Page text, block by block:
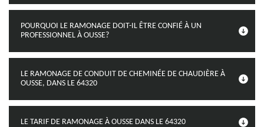
POURQUOI LE RAMONAGE DOIT-IL ÊTRE CONFIÉ À UN
PROFESSIONNEL À OUSSE?
LE RAMONAGE DE CONDUIT DE CHEMINÉE DE CHAUDIÈRE À
OUSSE, DANS LE 64320
LE TARIF DE RAMONAGE À OUSSE DANS LE 64320